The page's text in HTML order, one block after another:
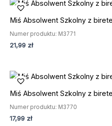
BESTSELLER
Miś Absolwent Szkolny z
Numer produktu: M3771
21,99 zł
BESTSELLER
Miś Absolwent Szkolny z
Numer produktu: M3770
17,99 zł